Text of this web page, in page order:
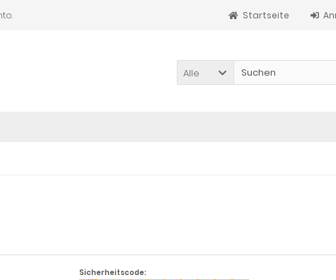
Startseite
Alle
Sicherheitscode: